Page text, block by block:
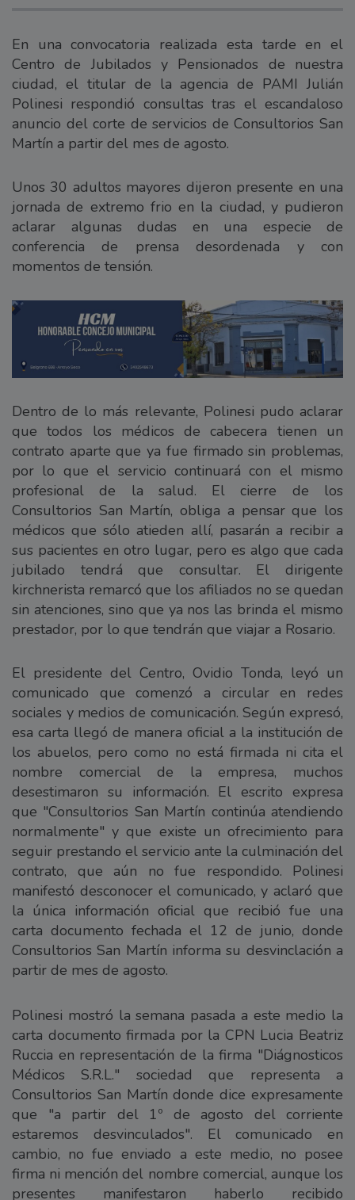
En una convocatoria realizada esta tarde en el
Centro de Jubilados y Pensionados de nuestra
ciudad, el titular de la agencia de PAMI Julián
Polinesi respondió consultas tras el escandaloso
anuncio del corte de servicios de Consultorios San
Martín a partir del mes de agosto.
Unos 30 adultos mayores dijeron presente en una
jornada de extremo frio en la ciudad, y pudieron
aclarar algunas dudas en una especie de
conferencia de prensa desordenada y con
momentos de tensión.
Dentro de lo más relevante, Polinesi pudo aclarar
que todos los médicos de cabecera tienen un
contrato aparte que ya fue firmado sin problemas,
por lo que el servicio continuará con el mismo
profesional de la salud. El cierre de los
Consultorios San Martín, obliga a pensar que los
médicos que sólo atieden allí, pasarán a recibir a
sus pacientes en otro lugar, pero es algo que cada
jubilado tendrá que consultar. El dirigente
kirchnerista remarcó que los afiliados no se quedan
sin atenciones, sino que ya nos las brinda el mismo
prestador, por lo que tendrán que viajar a Rosario.
El presidente del Centro, Ovidio Tonda, leyó un
comunicado que comenzó a circular en redes
sociales y medios de comunicación. Según expresó,
esa carta llegó de manera oficial a la institución de
los abuelos, pero como no está firmada ni cita el
nombre comercial de la empresa, muchos
desestimaron su información. El escrito expresa
que "Consultorios San Martín continúa atendiendo
normalmente" y que existe un ofrecimiento para
seguir prestando el servicio ante la culminación del
contrato, que aún no fue respondido. Polinesi
manifestó desconocer el comunicado, y aclaró que
la única información oficial que recibió fue una
carta documento fechada el 12 de junio, donde
Consultorios San Martín informa su desvinclación a
partir de mes de agosto.
Polinesi mostró la semana pasada a este medio la
carta documento firmada por la CPN Lucia Beatriz
Ruccia en representación de la firma "Diágnosticos
Médicos S.R.L." sociedad que representa a
Consultorios San Martín donde dice expresamente
que "a partir del 1º de agosto del corriente
estaremos desvinculados". El comunicado en
cambio, no fue enviado a este medio, no posee
firma ni mención del nombre comercial, aunque los
presentes manifestaron haberlo recibido